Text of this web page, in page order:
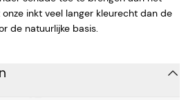
inkt veel langer kleurecht dan de
de natuurlijke basis.